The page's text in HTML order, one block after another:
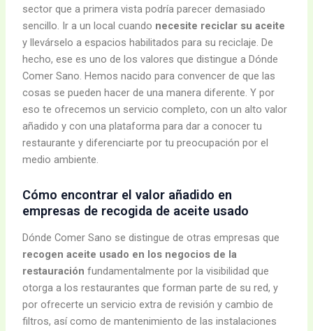
sector que a primera vista podría parecer demasiado
sencillo. Ir a un local cuando necesite reciclar su aceite
y llevárselo a espacios habilitados para su reciclaje. De
hecho, ese es uno de los valores que distingue a Dónde
Comer Sano. Hemos nacido para convencer de que las
cosas se pueden hacer de una manera diferente. Y por
eso te ofrecemos un servicio completo, con un alto valor
añadido y con una plataforma para dar a conocer tu
restaurante y diferenciarte por tu preocupación por el
medio ambiente.
Cómo encontrar el valor añadido en
empresas de recogida de aceite usado
Dónde Comer Sano se distingue de otras empresas que
recogen aceite usado en los negocios de la
restauración fundamentalmente por la visibilidad que
otorga a los restaurantes que forman parte de su red, y
por ofrecerte un servicio extra de revisión y cambio de
filtros, así como de mantenimiento de las instalaciones